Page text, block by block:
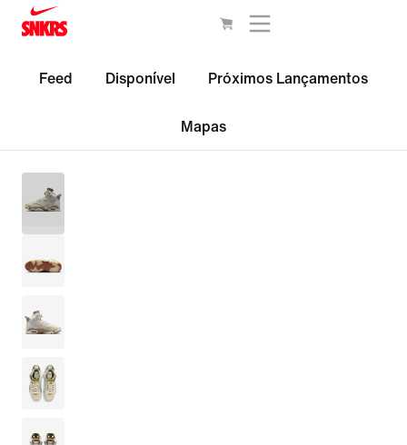
Feed Disponível Próximos Lançamentos
Mapas